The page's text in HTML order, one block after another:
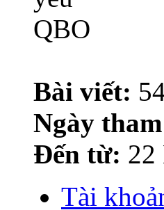
Bài viết:
Ngày
Đến từ: 22
Tài